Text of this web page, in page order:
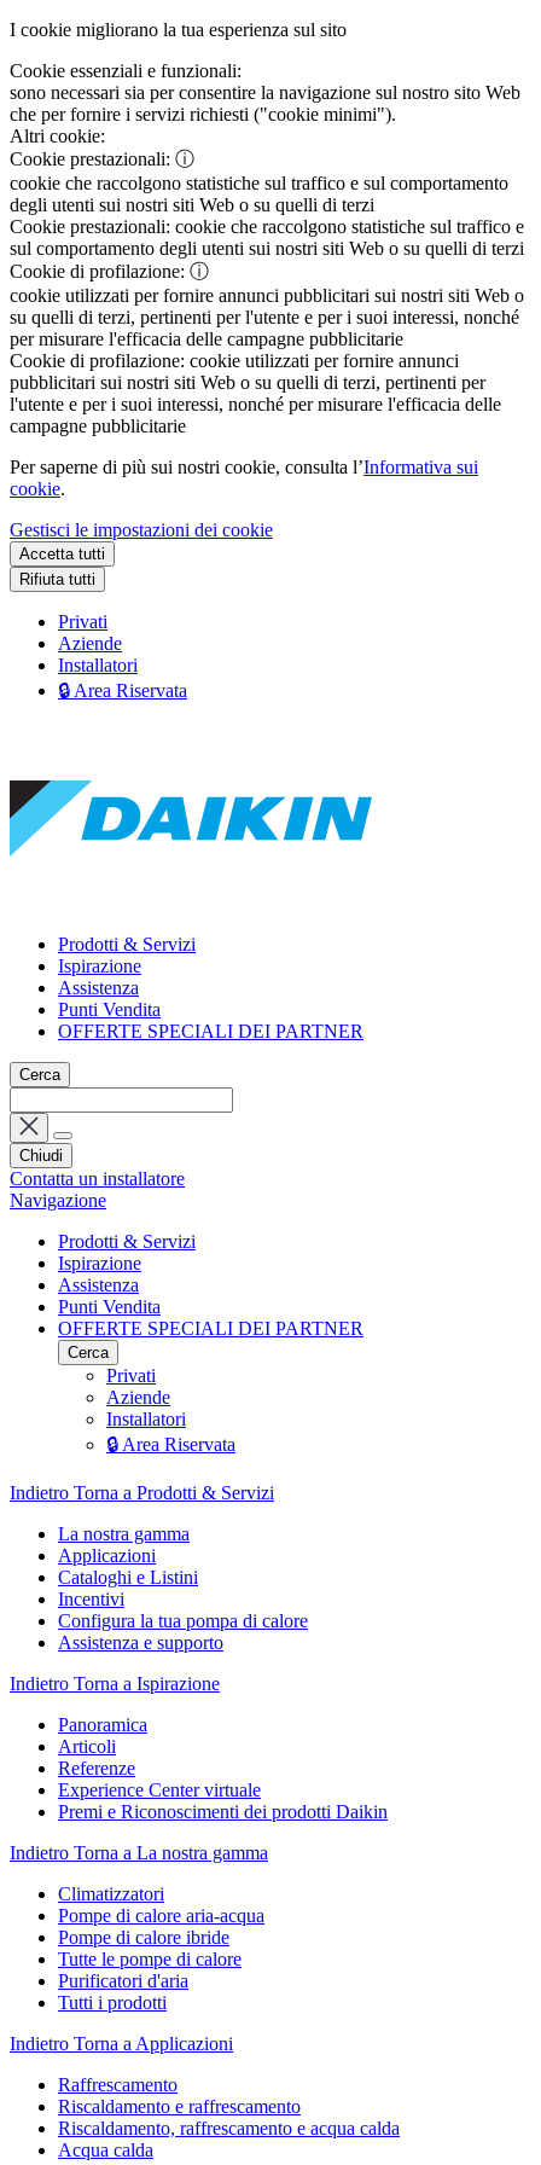
I cookie migliorano la tua esperienza sul sito
Cookie essenziali e funzionali:
sono necessari sia per consentire la navigazione sul nostro sito Web
che per fornire i servizi richiesti ("cookie minimi").
Altri cookie:
Cookie prestazionali: ⓘ
cookie che raccolgono statistiche sul traffico e sul comportamento
degli utenti sui nostri siti Web o su quelli di terzi
Cookie prestazionali: cookie che raccolgono statistiche sul traffico e
sul comportamento degli utenti sui nostri siti Web o su quelli di terzi
Cookie di profilazione: ⓘ
cookie utilizzati per fornire annunci pubblicitari sui nostri siti Web o
su quelli di terzi, pertinenti per l'utente e per i suoi interessi, nonché
per misurare l'efficacia delle campagne pubblicitarie
Cookie di profilazione: cookie utilizzati per fornire annunci
pubblicitari sui nostri siti Web o su quelli di terzi, pertinenti per
l'utente e per i suoi interessi, nonché per misurare l'efficacia delle
campagne pubblicitarie
Per saperne di più sui nostri cookie, consulta l’Informativa sui
cookie.
Gestisci le impostazioni dei cookie
Accetta tutti
Rifiuta tutti
Privati
Aziende
Installatori
🔒 Area Riservata
Prodotti & Servizi
Ispirazione
Assistenza
Punti Vendita
OFFERTE SPECIALI DEI PARTNER
Cerca
Chiudi
Contatta un installatore
Navigazione
Prodotti & Servizi
Ispirazione
Assistenza
Punti Vendita
OFFERTE SPECIALI DEI PARTNER
Cerca
Privati
Aziende
Installatori
🔒 Area Riservata
Indietro Torna a Prodotti & Servizi
La nostra gamma
Applicazioni
Cataloghi e Listini
Incentivi
Configura la tua pompa di calore
Assistenza e supporto
Indietro Torna a Ispirazione
Panoramica
Articoli
Referenze
Experience Center virtuale
Premi e Riconoscimenti dei prodotti Daikin
Indietro Torna a La nostra gamma
Climatizzatori
Pompe di calore aria-acqua
Pompe di calore ibride
Tutte le pompe di calore
Purificatori d'aria
Tutti i prodotti
Indietro Torna a Applicazioni
Raffrescamento
Riscaldamento e raffrescamento
Riscaldamento, raffrescamento e acqua calda
Acqua calda